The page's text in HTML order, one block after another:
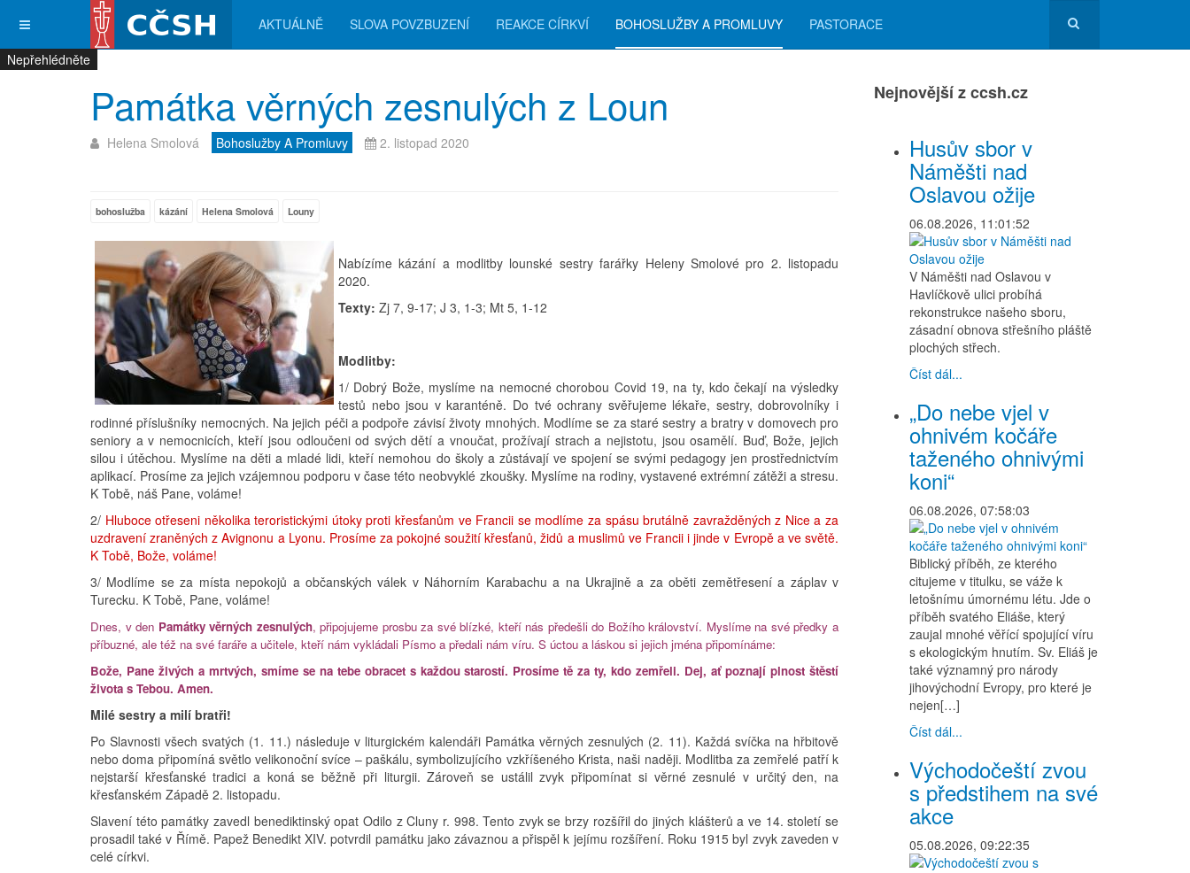
AKTUÁLNĚ SLOVA POVZBUZENÍ REAKCE CÍRKVÍ BOHOSLUŽBY A PROMLUVY PASTORACE
Památka věrných zesnulých z Loun
Helena Smolová Bohoslužby A Promluvy 2. listopad 2020
bohoslužba kázání Helena Smolová Louny
Nabízíme kázání a modlitby lounské sestry farářky Heleny Smolové pro 2. listopadu
2020.
Texty: Zj 7, 9-17; J 3, 1-3; Mt 5, 1-12
Modlitby:
1/ Dobrý Bože, myslíme na nemocné chorobou Covid 19, na ty, kdo čekají na výsledky
testů nebo jsou v karanténě. Do tvé ochrany svěřujeme lékaře, sestry, dobrovolníky i
rodinné příslušníky nemocných. Na jejich péči a podpoře závisí životy mnohých. Modlíme se za staré sestry a bratry v domovech pro
seniory a v nemocnicích, kteří jsou odloučeni od svých dětí a vnoučat, prožívají strach a nejistotu, jsou osamělí. Buď, Bože, jejich
silou i útěchou. Myslíme na děti a mladé lidi, kteří nemohou do školy a zůstávají ve spojení se svými pedagogy jen prostřednictvím
aplikací. Prosíme za jejich vzájemnou podporu v čase této neobvyklé zkoušky. Myslíme na rodiny, vystavené extrémní zátěži a stresu.
K Tobě, náš Pane, voláme!
2/ Hluboce otřeseni několika teroristickými útoky proti křesťanům ve Francii se modlíme za spásu brutálně zavražděných z Nice a za
uzdravení zraněných z Avignonu a Lyonu. Prosíme za pokojné soužití křesťanů, židů a muslimů ve Francii i jinde v Evropě a ve světě.
K Tobě, Bože, voláme!
3/ Modlíme se za místa nepokojů a občanských válek v Náhorním Karabachu a na Ukrajině a za oběti zemětřesení a záplav v
Turecku. K Tobě, Pane, voláme!
Dnes, v den Památky věrných zesnulých, připojujeme prosbu za své blízké, kteří nás předešli do Božího království. Myslíme na své předky a
příbuzné, ale též na své faráře a učitele, kteří nám vykládali Písmo a předali nám víru. S úctou a láskou si jejich jména připomínáme:
Bože, Pane živých a mrtvých, smíme se na tebe obracet s každou starostí. Prosíme tě za ty, kdo zemřeli. Dej, ať poznají plnost štěstí
života s Tebou. Amen.
Milé sestry a milí bratři!
Po Slavnosti všech svatých (1. 11.) následuje v liturgickém kalendáři Památka věrných zesnulých (2. 11). Každá svíčka na hřbitově
nebo doma připomíná světlo velikonoční svíce – paškálu, symbolizujícího vzkříšeného Krista, naši naději. Modlitba za zemřelé patří k
nejstarší křesťanské tradici a koná se běžně při liturgii. Zároveň se ustálil zvyk připomínat si věrné zesnulé v určitý den, na
křesťanském Západě 2. listopadu.
Slavení této památky zavedl benediktinský opat Odilo z Cluny r. 998. Tento zvyk se brzy rozšířil do jiných klášterů a ve 14. století se
prosadil také v Římě. Papež Benedikt XIV. potvrdil památku jako závaznou a přispěl k jejímu rozšíření. Roku 1915 byl zvyk zaveden v
celé církvi.
Nejnovější z ccsh.cz
Husův sbor v
Náměšti nad
Oslavou ožije
06.08.2026, 11:01:52
V Náměšti nad Oslavou v
Havlíčkově ulici probíhá
rekonstrukce našeho sboru,
zásadní obnova střešního pláště
plochých střech.
Číst dál...
„Do nebe vjel v
ohnivém kočáře
taženého ohnivými
koni“
06.08.2026, 07:58:03
Biblický příběh, ze kterého
citujeme v titulku, se váže k
letošnímu úmornému létu. Jde o
příběh svatého Eliáše, který
zaujal mnohé věřící spojující víru
s ekologickým hnutím. Sv. Eliáš je
také významný pro národy
jihovýchodní Evropy, pro které je
nejen[…]
Číst dál...
Východočeští zvou
s předstihem na své
akce
05.08.2026, 09:22:35
Nepřehlédněte
Nepřehlédněte
Nepřehlédněte
Nepřehlédněte